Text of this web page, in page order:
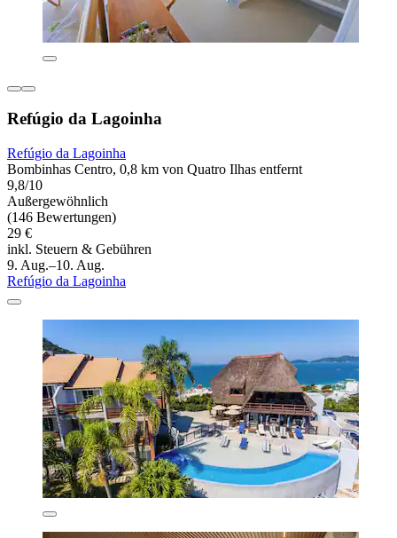
Refúgio da Lagoinha
Refúgio da Lagoinha
Bombinhas Centro, 0,8 km von Quatro Ilhas entfernt
9,8/10
Außergewöhnlich
(146 Bewertungen)
29 €
inkl. Steuern & Gebühren
9. Aug.–10. Aug.
Refúgio da Lagoinha